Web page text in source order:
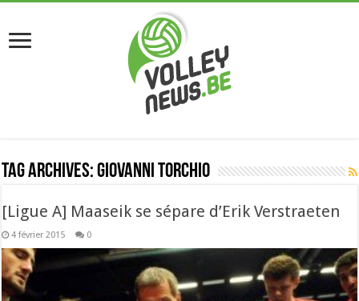
Tag Archives:giovanni torchio
[Ligue A] Maaseik se sépare d’Erik Verstraeten
4 février 2015 0